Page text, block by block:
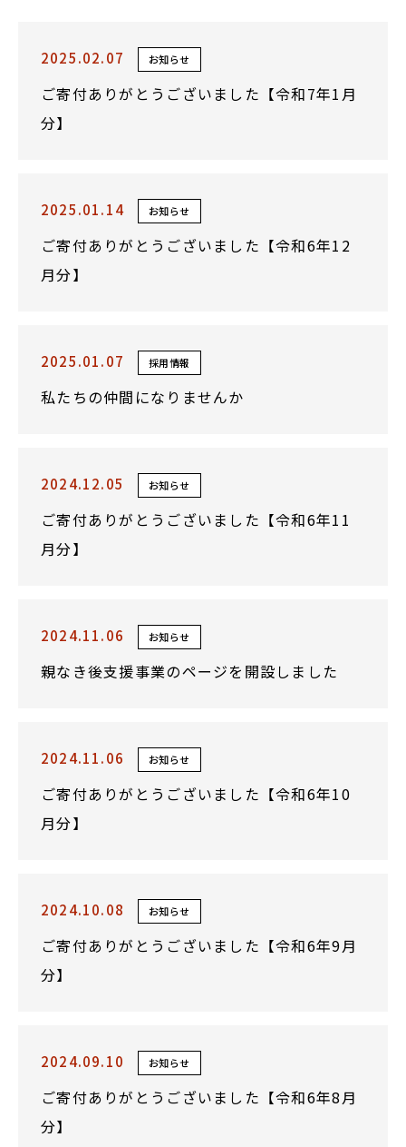
2025.02.07 お知らせ
ご寄付ありがとうございました【令和7年1月
分】
2025.01.14 お知らせ
ご寄付ありがとうございました【令和6年12
月分】
2025.01.07 採用情報
私たちの仲間になりませんか
2024.12.05 お知らせ
ご寄付ありがとうございました【令和6年11
月分】
2024.11.06 お知らせ
親なき後支援事業のページを開設しました
2024.11.06 お知らせ
ご寄付ありがとうございました【令和6年10
月分】
2024.10.08 お知らせ
ご寄付ありがとうございました【令和6年9月
分】
2024.09.10 お知らせ
ご寄付ありがとうございました【令和6年8月
分】